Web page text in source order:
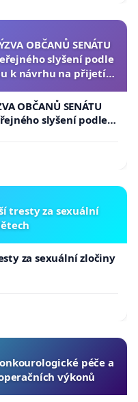
OBČANŮ SENÁTU
slyšení podle
k návrhu na přijetí
OBČANŮ SENÁTU
slyšení podle §
na přijetí
na prezidenta
tresty za sexuální
za sexuální zločiny
péče a
výkonů